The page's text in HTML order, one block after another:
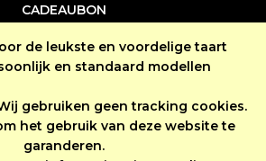
de leukste en voordelige taart
en standaard modellen
gebruiken geen tracking cookies.
het gebruik van deze website te
garanderen.
CADEAUBON
MIJN ACCOUNT
MIJN ACCOUNT
BESTEL HISTORIE